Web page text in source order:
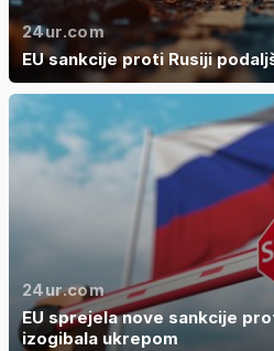
24ur.com
EU sankcije proti Rusiji
24ur.com
EU sprejela nove sankcije
izogibala ukrepom